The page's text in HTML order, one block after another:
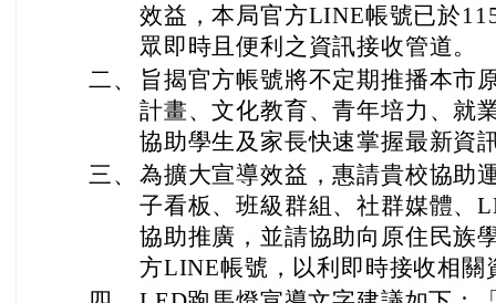
效益，本局官方LINE帳號已於
眾即時且便利之資訊接收管道。
二、
旨揭官方帳號將不定期推播本市
計畫、文化教育、青年培力、就
協助學生及家長快速掌握最新資
三、 為擴大宣導效益，惠請貴校協助
子看板、班級群組、社群媒體、
協助推廣，並請協助向原住民族
方LINE帳號，以利即時接收相關